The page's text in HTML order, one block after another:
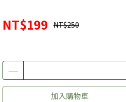
NT$199 NT$250
加入購物車